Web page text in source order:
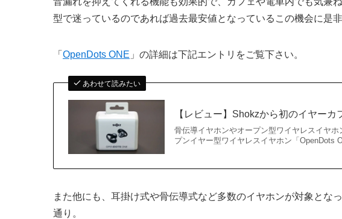
型で迷っているのであれば過去最安値となっているこの機会に是非
「 OpenDots ONE 」の詳細は下記エントリをご覧下さい。
あわせて読みたい
【レビュー】Shokzから初のイヤー
骨伝導イヤホンやオープン型ワイヤレスイヤ
プンイヤー型ワイヤレスイヤホン「OpenDots
また他にも、耳掛け式や骨伝導式など多数のイヤホンが対象とな
通り。